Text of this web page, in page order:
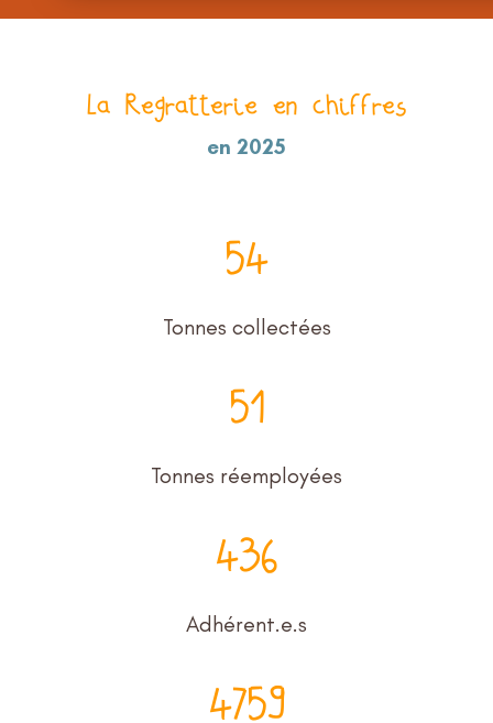
La Regratterie en chiffres
en 2025
54
Tonnes collectées
51
Tonnes réemployées
436
Adhérent.e.s
4759